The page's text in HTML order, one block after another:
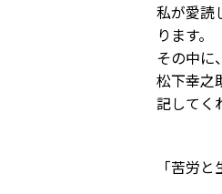
私が愛読
ります。
その中に
松下幸之
記してく
「苦労と